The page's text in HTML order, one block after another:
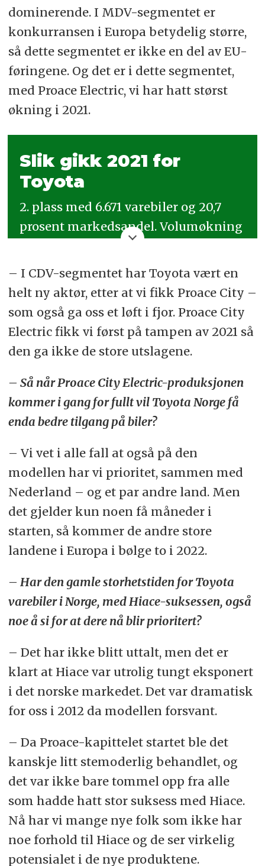
dominerende. I MDV-segmentet er
konkurransen i Europa betydelig større,
så dette segmentet er ikke en del av EU-
føringene. Og det er i dette segmentet,
med Proace Electric, vi har hatt størst
økning i 2021.
Slik gikk 2021 for
Toyota
2. plass med 6.671 varebiler og 20,7
prosent markedsandel. Volumøkning
– I CDV-segmentet har Toyota vært en
helt ny aktør, etter at vi fikk Proace City –
som også ga oss et løft i fjor. Proace City
Electric fikk vi først på tampen av 2021 så
den ga ikke de store utslagene.
– Så når Proace City Electric-produksjonen
kommer i gang for fullt vil Toyota Norge få
enda bedre tilgang på biler?
– Vi vet i alle fall at også på den
modellen har vi prioritet, sammen med
Nederland – og et par andre land. Men
det gjelder kun noen få måneder i
starten, så kommer de andre store
landene i Europa i bølge to i 2022.
– Har den gamle storhetstiden for Toyota
varebiler i Norge, med Hiace-suksessen, også
noe å si for at dere nå blir prioritert?
– Det har ikke blitt uttalt, men det er
klart at Hiace var utrolig tungt eksponert
i det norske markedet. Det var dramatisk
for oss i 2012 da modellen forsvant.
– Da Proace-kapittelet startet ble det
kanskje litt stemoderlig behandlet, og
det var ikke bare tommel opp fra alle
som hadde hatt stor suksess med Hiace.
Nå har vi mange nye folk som ikke har
noe forhold til Hiace og de ser virkelig
potensialet i de nye produktene.